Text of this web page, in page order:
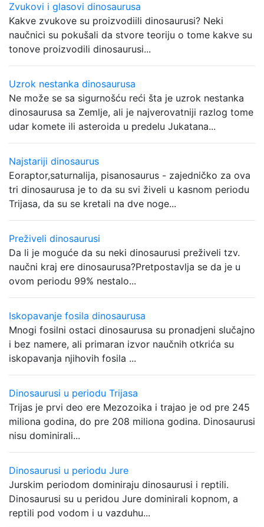
Zvukovi i glasovi dinosaurusa
Kakve zvukove su proizvodiili dinosaurusi? Neki
naučnici su pokušali da stvore teoriju o tome kakve su
tonove proizvodili dinosaurusi...
Uzrok nestanka dinosaurusa
Ne može se sa sigurnošću reći šta je uzrok nestanka
dinosaurusa sa Zemlje, ali je najverovatniji razlog tome
udar komete ili asteroida u predelu Jukatana...
Najstariji dinosaurus
Eoraptor,saturnalija, pisanosaurus - zajedničko za ova
tri dinosaurusa je to da su svi živeli u kasnom periodu
Trijasa, da su se kretali na dve noge...
Preživeli dinosaurusi
Da li je moguće da su neki dinosaurusi preživeli tzv.
naučni kraj ere dinosaurusa?Pretpostavlja se da je u
ovom periodu 99% nestalo...
Iskopavanje fosila dinosaurusa
Mnogi fosilni ostaci dinosaurusa su pronadjeni slučajno
i bez namere, ali primaran izvor naučnih otkrića su
iskopavanja njihovih fosila ...
Dinosaurusi u periodu Trijasa
Trijas je prvi deo ere Mezozoika i trajao je od pre 245
miliona godina, do pre 208 miliona godina. Dinosaurusi
nisu dominirali...
Dinosaurusi u periodu Jure
Jurskim periodom dominiraju dinosaurusi i reptili.
Dinosaurusi su u peridou Jure dominirali kopnom, a
reptili pod vodom i u vazduhu...